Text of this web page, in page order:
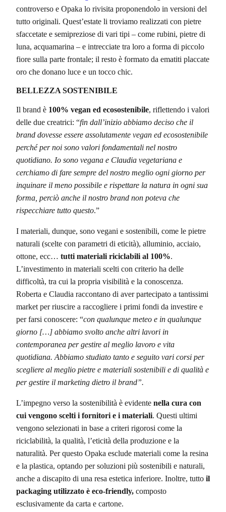
controverso e Opaka lo rivisita proponendolo in versioni del
tutto originali. Quest’estate li troviamo realizzati con pietre
sfaccetate e semipreziose di vari tipi – come rubini, pietre di
luna, acquamarina – e intrecciate tra loro a forma di piccolo
fiore sulla parte frontale; il resto è formato da ematiti placcate
oro che donano luce e un tocco chic.
BELLEZZA SOSTENIBILE
Il brand è 100% vegan ed ecosostenibile, riflettendo i valori
delle due creatrici: “fin dall’inizio abbiamo deciso che il
brand dovesse essere assolutamente vegan ed ecosostenibile
perché per noi sono valori fondamentali nel nostro
quotidiano. Io sono vegana e Claudia vegetariana e
cerchiamo di fare sempre del nostro meglio ogni giorno per
inquinare il meno possibile e rispettare la natura in ogni sua
forma, perciò anche il nostro brand non poteva che
rispecchiare tutto questo.”
I materiali, dunque, sono vegani e sostenibili, come le pietre
naturali (scelte con parametri di eticità), alluminio, acciaio,
ottone, ecc… tutti materiali riciclabili al 100%.
L’investimento in materiali scelti con criterio ha delle
difficoltà, tra cui la propria visibilità e la conoscenza.
Roberta e Claudia raccontano di aver partecipato a tantissimi
market per riuscire a raccogliere i primi fondi da investire e
per farsi conoscere: “con qualunque meteo e in qualunque
giorno […] abbiamo svolto anche altri lavori in
contemporanea per gestire al meglio lavoro e vita
quotidiana. Abbiamo studiato tanto e seguito vari corsi per
scegliere al meglio pietre e materiali sostenibili e di qualità e
per gestire il marketing dietro il brand”.
L’impegno verso la sostenibilità è evidente nella cura con
cui vengono scelti i fornitori e i materiali. Questi ultimi
vengono selezionati in base a criteri rigorosi come la
riciclabilità, la qualità, l’eticità della produzione e la
naturalità. Per questo Opaka esclude materiali come la resina
e la plastica, optando per soluzioni più sostenibili e naturali,
anche a discapito di una resa estetica inferiore. Inoltre, tutto il
packaging utilizzato è eco-friendly, composto
esclusivamente da carta e cartone.